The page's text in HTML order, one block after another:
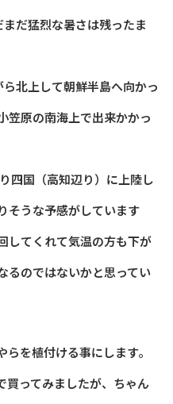
だ猛烈な暑さは残ったま
北上して朝鮮半島へ向かっ
笠原の南海上で出来かかっ
四国（高知辺り）に上陸し
そうな予感がしています
してくれて気温の方も下が
るのではないかと思ってい
を植付ける事にします。
買ってみましたが、ちゃん